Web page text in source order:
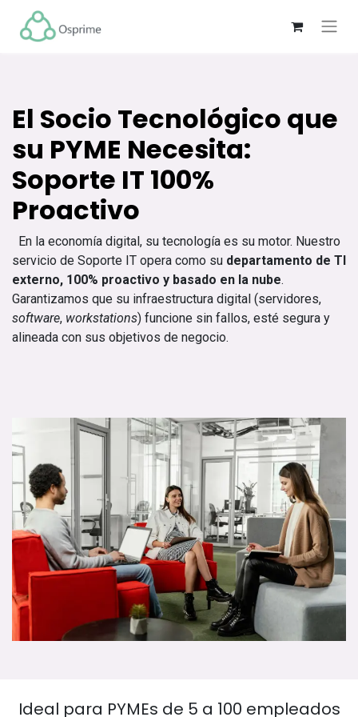
El Socio Tecnológico que
su PYME Necesita:
Soporte IT 100%
Proactivo
En la economía digital, su tecnología es su motor. Nuestro
servicio de Soporte IT opera como su departamento de TI
externo, 100% proactivo y basado en la nube.
Garantizamos que su infraestructura digital (servidores,
software, workstations) funcione sin fallos, esté segura y
alineada con sus objetivos de negocio.
Ideal para PYMEs de 5 a 100 empleados